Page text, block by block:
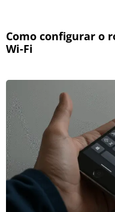
Como configurar o
Wi-Fi